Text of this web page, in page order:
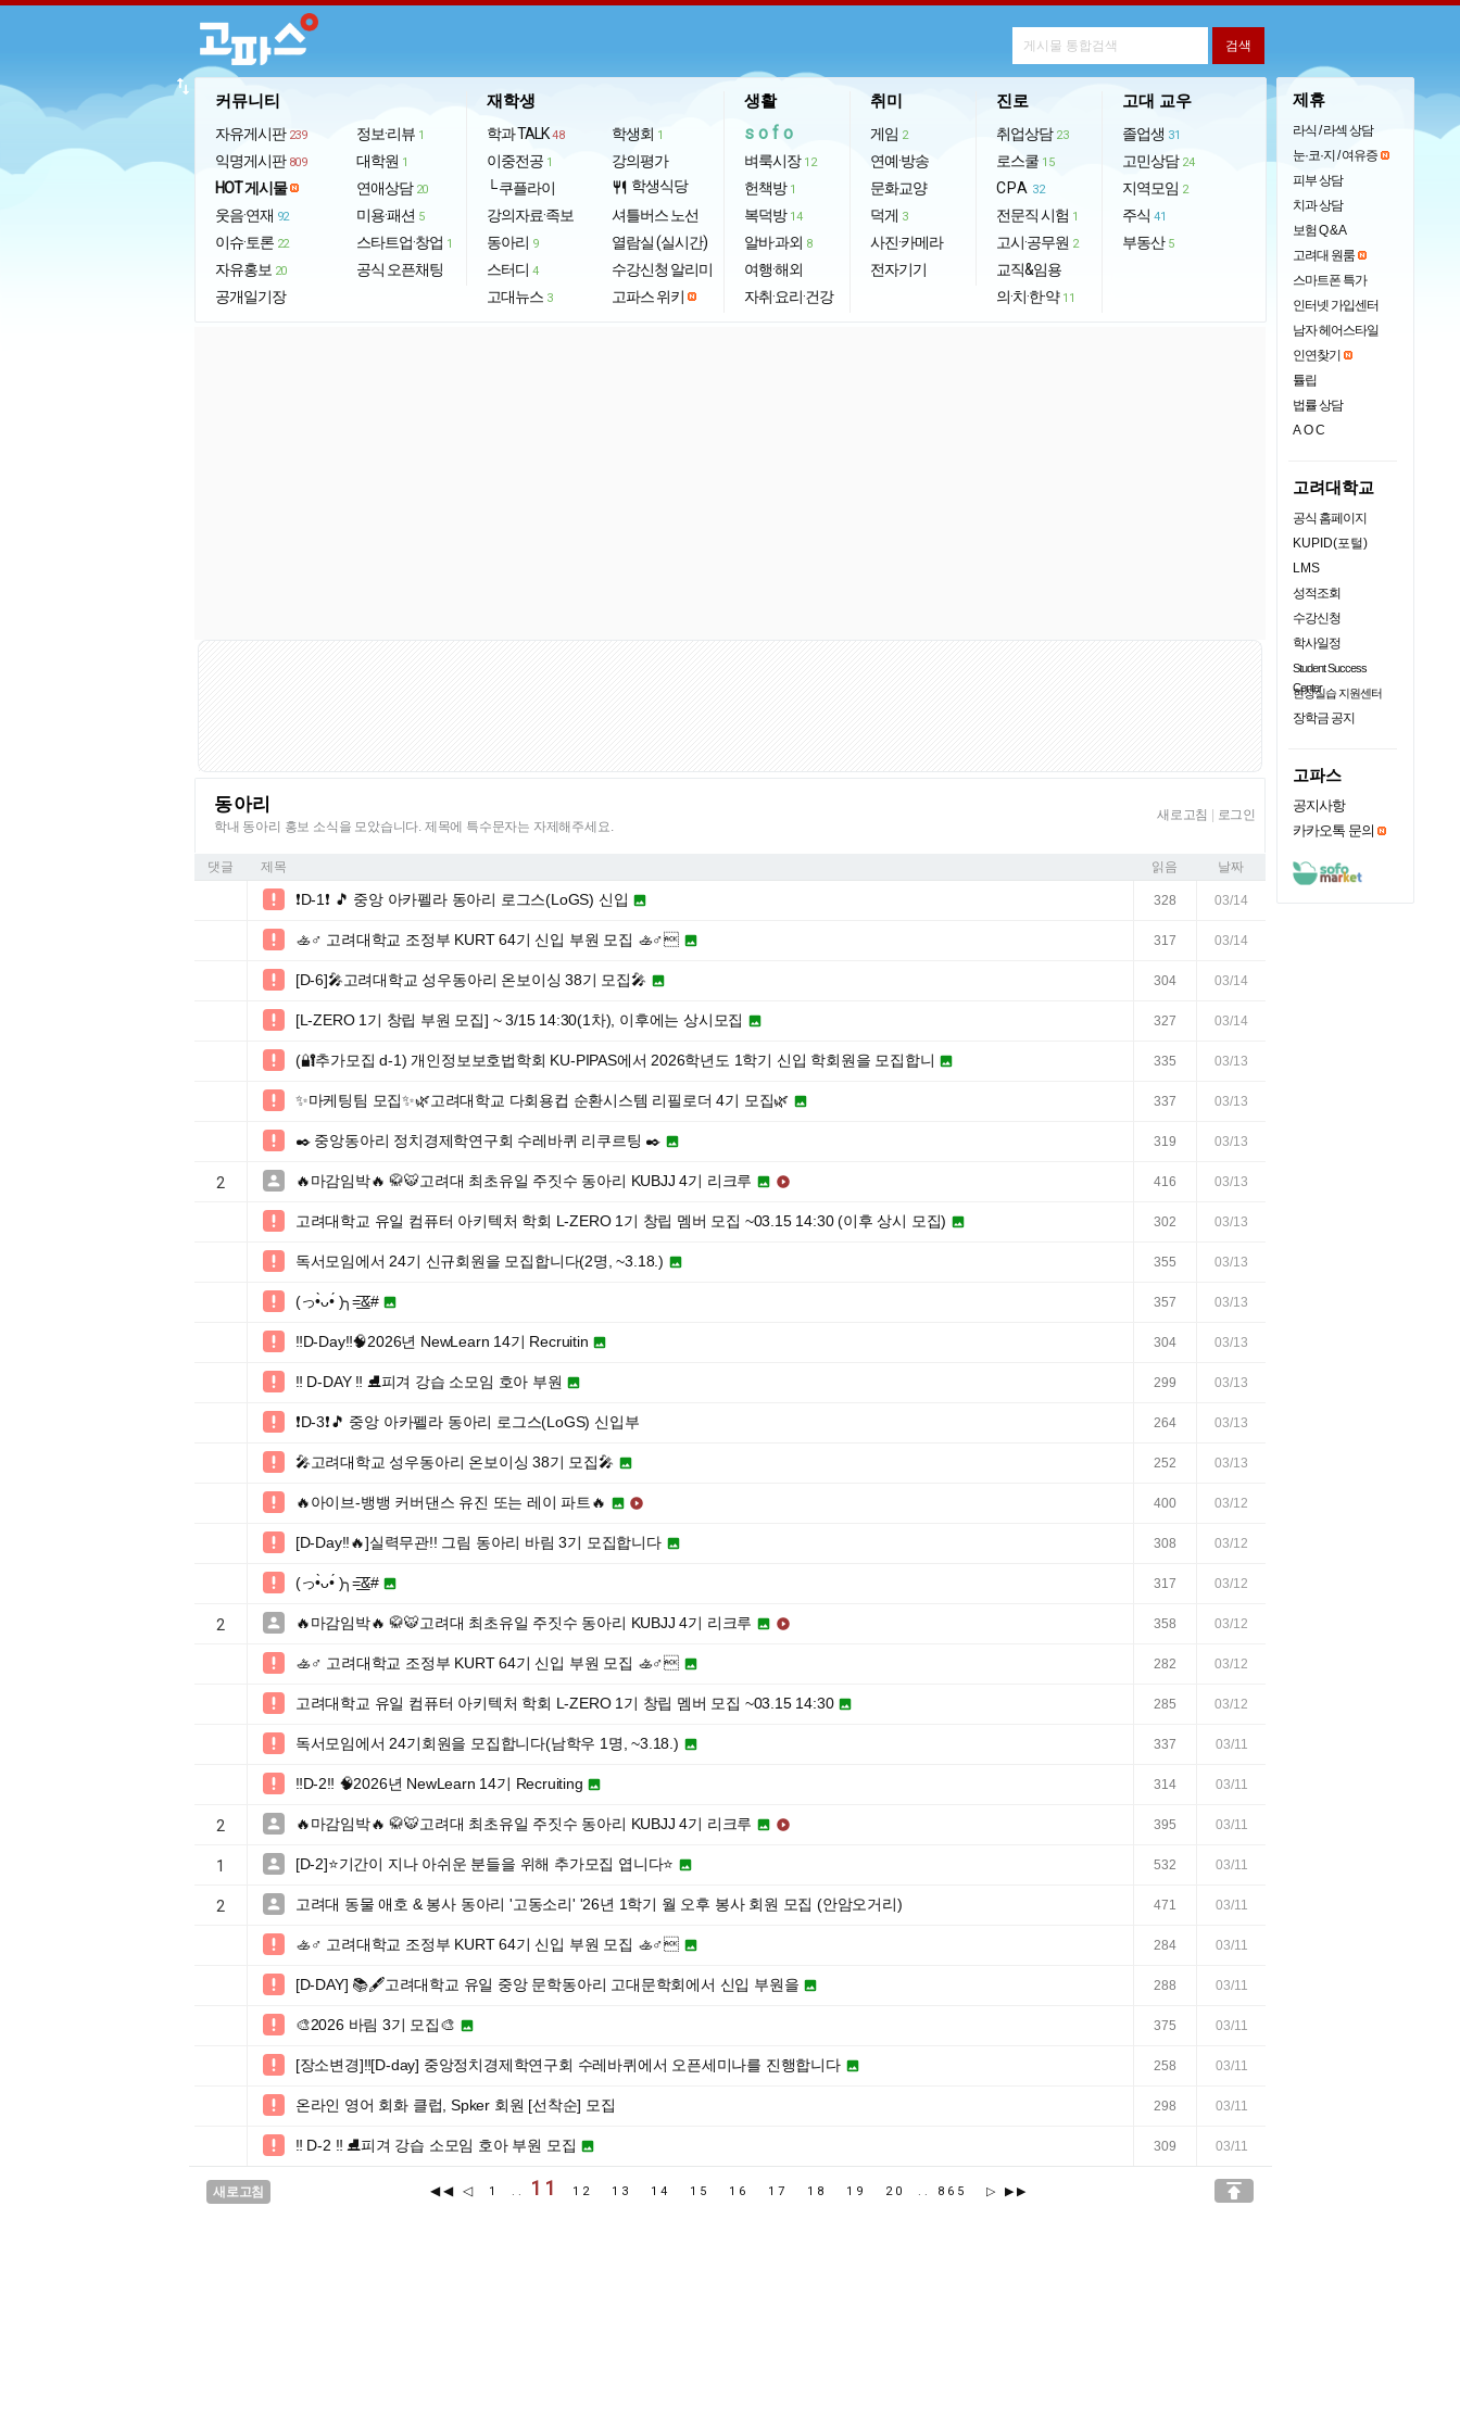
커뮤니티
자유게시판 239
익명게시판 809
HOT 게시물
웃음·연재 92
이슈·토론 22
자유홍보 20
공개일기장
정보·리뷰 1
대학원 1
연애상담 20
미용·패션 5
스타트업·창업 1
공식 오픈채팅
재학생
학과 TALK 48
이중전공 1
└ 쿠플라이
강의자료·족보
동아리 9
스터디 4
고대뉴스 3
학생회 1
강의평가
restaurant 학생식당
셔틀버스 노선
열람실 (실시간)
수강신청 알리미
고파스 위키
생활
sofo
벼룩시장 12
헌책방 1
복덕방 14
알바·과외 8
여행·해외
자취·요리·건강
취미
게임 2
연예·방송
문화교양
덕게 3
사진·카메라
전자기기
진로
취업상담 23
로스쿨 15
CPA 32
전문직 시험 1
고시·공무원 2
교직&임용
의·치·한·약 11
고대 교우
졸업생 31
고민상담 24
지역모임 2
주식 41
부동산 5
import_export
동아리
학내 동아리 홍보 소식을 모았습니다. 제목에 특수문자는 자제해주세요.
새로고침 로그인
댓글 제목 읽음 날짜
 ❗️D-1❗️ 🎵 중앙 아카펠라 동아리 로그스(LoGS) 신입  328 03/14
 🚣♂️ 고려대학교 조정부 KURT 64기 신입 부원 모집 🚣♂  317 03/14
 [D-6]🎤고려대학교 성우동아리 온보이싱 38기 모집🎤  304 03/14
 [L-ZERO 1기 창립 부원 모집] ~ 3/15 14:30(1차), 이후에는 상시모집  327 03/14
 (🔐추가모집 d-1) 개인정보보호법학회 KU-PIPAS에서 2026학년도 1학기 신입 학회원을 모집합니  335 03/13
 ✨마케팅팀 모집✨🌿고려대학교 다회용컵 순환시스템 리필로더 4기 모집🌿  337 03/13
 ✒️ 중앙동아리 정치경제학연구회 수레바퀴 리쿠르팅 ✒️  319 03/13
2  🔥마감임박🔥 🥋🐯고려대 최초유일 주짓수 동아리 KUBJJ 4기 리크루   416 03/13
 고려대학교 유일 컴퓨터 아키텍처 학회 L-ZERO 1기 창립 멤버 모집 ~03.15 14:30 (이후 상시 모집)  302 03/13
 독서모임에서 24기 신규회원을 모집합니다(2명, ~3.18.)  355 03/13
 (っ•̀ᴗ•́ )╮=͟͟͞͞&#  357 03/13
 ‼️D-Day‼️🧠2026년 NewLearn 14기 Recruitin  304 03/13
 ‼️ D-DAY ‼️ ⛸️피겨 강습 소모임 호아 부원  299 03/13
 ❗️D-3❗️🎵 중앙 아카펠라 동아리 로그스(LoGS) 신입부 264 03/13
 🎤고려대학교 성우동아리 온보이싱 38기 모집🎤  252 03/13
 🔥아이브-뱅뱅 커버댄스 유진 또는 레이 파트🔥   400 03/12
 [D-Day!!🔥]실력무관!! 그림 동아리 바림 3기 모집합니다  308 03/12
 (っ•̀ᴗ•́ )╮=͟͟͞͞&#  317 03/12
2  🔥마감임박🔥 🥋🐯고려대 최초유일 주짓수 동아리 KUBJJ 4기 리크루   358 03/12
 🚣♂️ 고려대학교 조정부 KURT 64기 신입 부원 모집 🚣♂  282 03/12
 고려대학교 유일 컴퓨터 아키텍처 학회 L-ZERO 1기 창립 멤버 모집 ~03.15 14:30  285 03/12
 독서모임에서 24기회원을 모집합니다(남학우 1명, ~3.18.)  337 03/11
 ‼️D-2‼️ 🧠2026년 NewLearn 14기 Recruiting  314 03/11
2  🔥마감임박🔥 🥋🐯고려대 최초유일 주짓수 동아리 KUBJJ 4기 리크루   395 03/11
1  [D-2]⭐️기간이 지나 아쉬운 분들을 위해 추가모집 엽니다⭐️  532 03/11
2  고려대 동물 애호 & 봉사 동아리 '고동소리' '26년 1학기 월 오후 봉사 회원 모집 (안암오거리) 471 03/11
 🚣♂️ 고려대학교 조정부 KURT 64기 신입 부원 모집 🚣♂  284 03/11
 [D-DAY] 📚🖋️고려대학교 유일 중앙 문학동아리 고대문학회에서 신입 부원을  288 03/11
 🎨2026 바림 3기 모집🎨  375 03/11
 [장소변경]‼️[D-day] 중앙정치경제학연구회 수레바퀴에서 오픈세미나를 진행합니다  258 03/11
 온라인 영어 회화 클럽, Spker 회원 [선착순] 모집 298 03/11
 ‼️ D-2 ‼️ ⛸️피겨 강습 소모임 호아 부원 모집  309 03/11
새로고침 ◀◀ ◁ 1 .. 11 12 13 14 15 16 17 18 19 20 .. 865 ▷ ▶▶ 
제휴
라식 / 라섹 상담
눈·코·지 / 여유증
피부 상담
치과 상담
보험 Q & A
고려대 원룸
스마트폰 특가
인터넷 가입센터
남자 헤어스타일
인연찾기
튤립
법률 상담
AOC
고려대학교
공식 홈페이지
KUPID(포털)
LMS
성적조회
수강신청
학사일정
Student Success
Center
현장실습 지원센터
장학금 공지
고파스
공지사항
카카오톡 문의